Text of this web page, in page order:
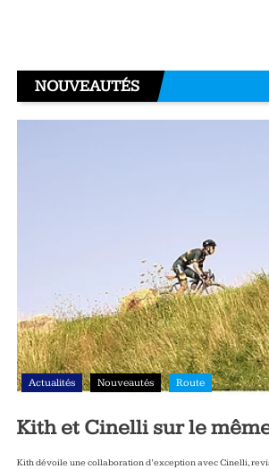
NOUVEAUTÉS
Actualités Nouveautés Route
Kith et Cinelli sur le
Kith dévoile une collaboration d’exception avec Cinelli,